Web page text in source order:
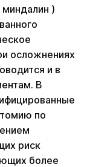
)
осложнениях
и в
В
по
риск
более